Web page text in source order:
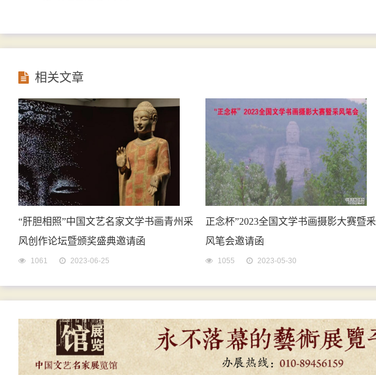
相关文章
“肝胆相照”中国文艺名家文学书画青州采
风创作论坛暨颁奖盛典邀请函
1061 2023-06-25
正念杯”2023全国文学书画摄影大赛暨釆
风笔会邀请函
1055 2023-05-30